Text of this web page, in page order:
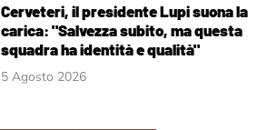
Cerveteri, il presidente Lupi suona la
carica: "Salvezza subito, ma questa
squadra ha identità e qualità"
5 Agosto 2026